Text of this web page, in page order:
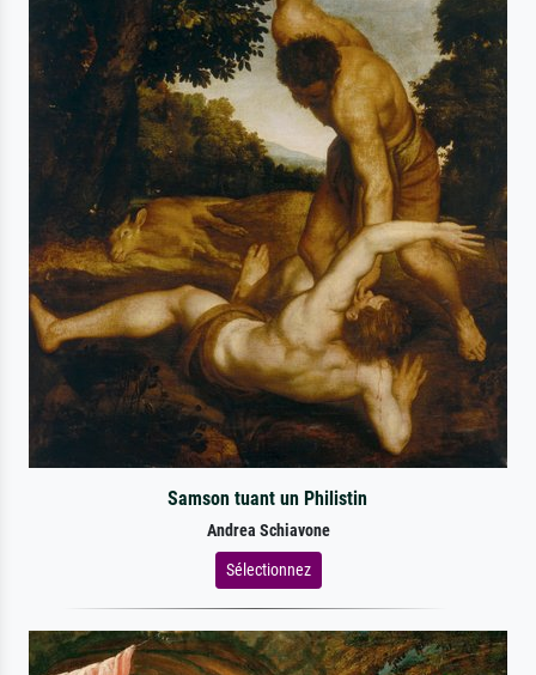
Samson tuant un Philistin
Andrea Schiavone
Sélectionnez